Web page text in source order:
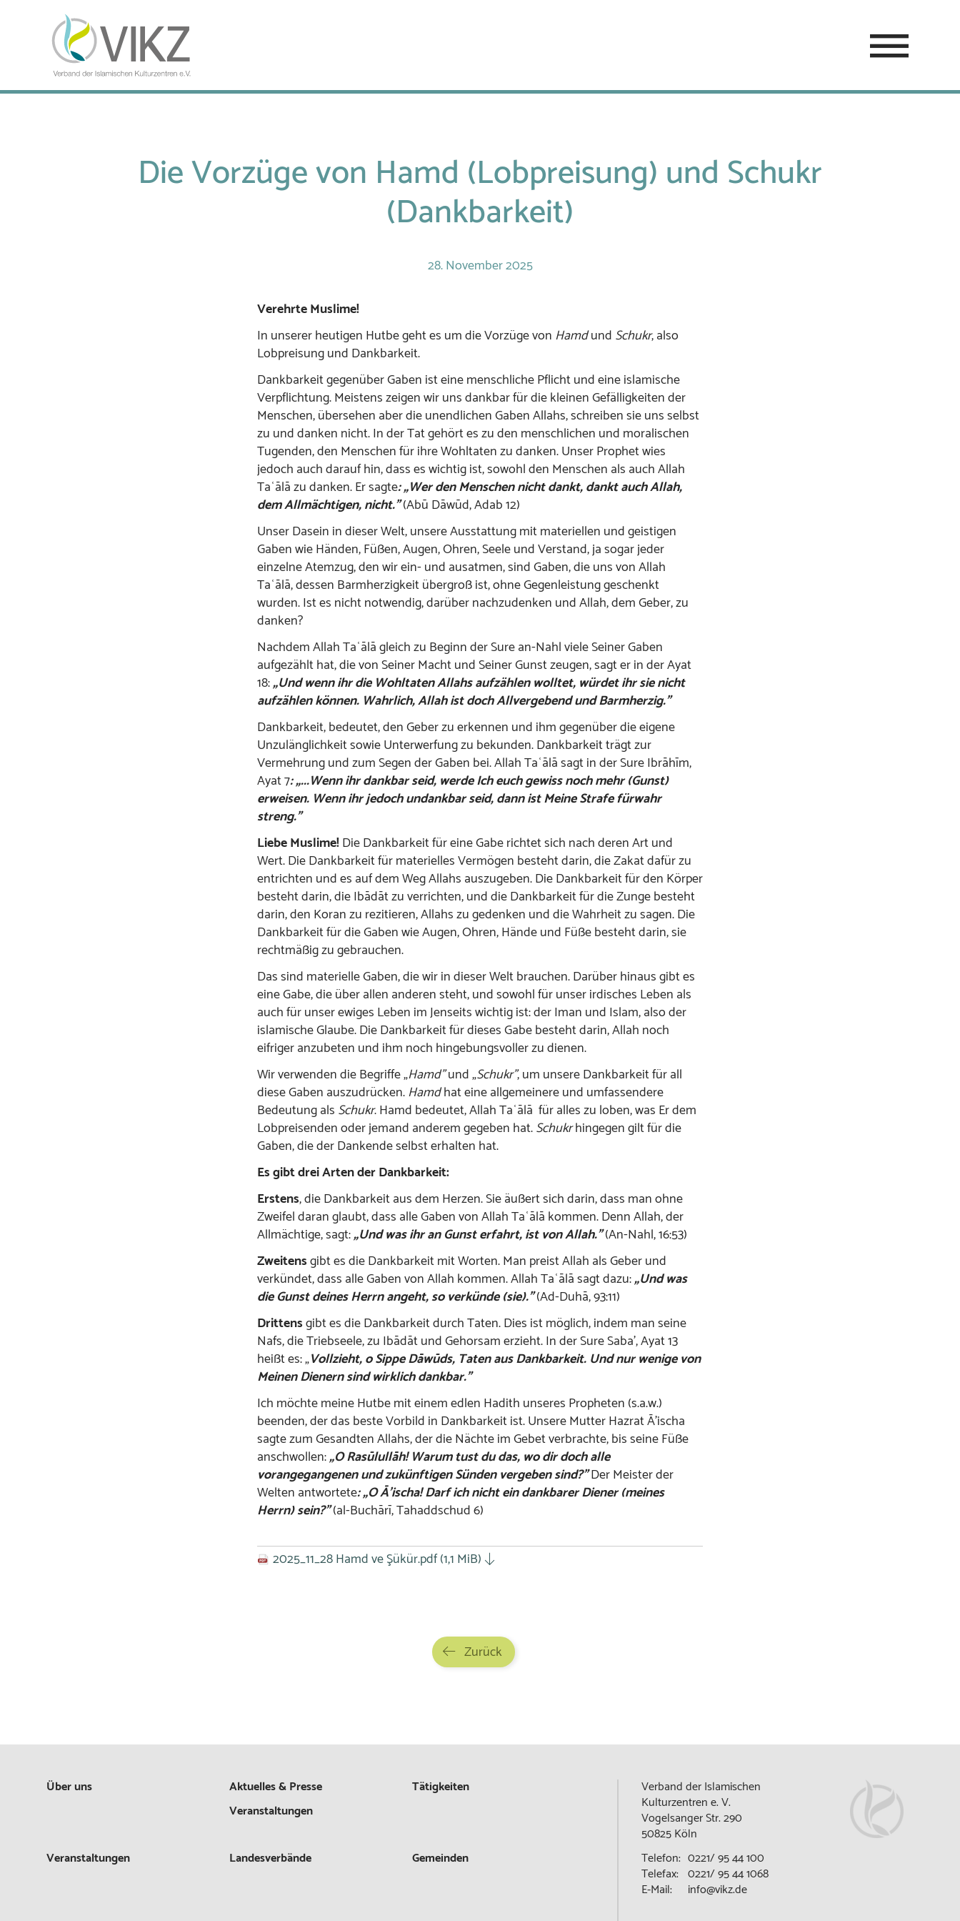
Die Vorzüge von Hamd (Lobpreisung) und Schukr
(Dankbarkeit)
28.November2025
Verehrte Muslime!
In unserer heutigen Hutbe geht es um die Vorzüge von Hamdund Schukr, also
Lobpreisung und Dankbarkeit.
Dankbarkeit gegenüber Gaben ist eine menschliche Pflicht und eine islamische
Verpflichtung. Meistens zeigen wir uns dankbar für die kleinen Gefälligkeiten der
Menschen, übersehen aber die unendlichen Gaben Allahs, schreiben sie uns selbst
zu und danken nicht. In der Tat gehört es zu den menschlichen und moralischen
Tugenden, den Menschen für ihre Wohltaten zu danken. Unser Prophet wies
jedoch auch darauf hin, dass es wichtig ist, sowohl den Menschen als auch Allah
Taʿālā zu danken. Er sagte: „Wer den Menschen nicht dankt, dankt auch Allah,
dem Allmächtigen, nicht.”(Abū Dāwūd, Adab 12)
Unser Dasein in dieser Welt, unsere Ausstattung mit materiellen und geistigen
Gaben wie Händen, Füßen, Augen, Ohren, Seele und Verstand, ja sogar jeder
einzelne Atemzug, den wir ein- und ausatmen, sind Gaben, die uns von Allah
Taʿālā, dessen Barmherzigkeit übergroß ist, ohne Gegenleistung geschenkt
wurden. Ist es nicht notwendig, darüber nachzudenken und Allah, dem Geber, zu
danken?
Nachdem Allah Taʿālā gleich zu Beginn der Sure an-Nahl viele Seiner Gaben
aufgezählt hat, die von Seiner Macht und Seiner Gunst zeugen, sagt er in der Ayat
18:„Und wenn ihr die Wohltaten Allahs aufzählen wolltet, würdet ihr sie nicht
aufzählen können. Wahrlich, Allah ist doch Allvergebend und Barmherzig.”
Dankbarkeit, bedeutet, den Geber zu erkennen und ihm gegenüber die eigene
Unzulänglichkeit sowie Unterwerfung zu bekunden. Dankbarkeit trägt zur
Vermehrung und zum Segen der Gaben bei. Allah Taʿālā sagt in der Sure Ibrāhīm,
Ayat 7: „...Wenn ihr dankbar seid, werde Ich euch gewiss noch mehr (Gunst)
erweisen. Wenn ihr jedoch undankbar seid, dann ist Meine Strafe fürwahr
streng.”
Liebe Muslime!Die Dankbarkeit für eine Gabe richtet sich nach deren Art und
Wert. Die Dankbarkeit für materielles Vermögen besteht darin, die Zakat dafür zu
entrichten und es auf dem Weg Allahs auszugeben. Die Dankbarkeit für den Körper
besteht darin, die Ibādāt zu verrichten, und die Dankbarkeit für die Zunge besteht
darin, den Koran zu rezitieren, Allahs zu gedenken und die Wahrheit zu sagen. Die
Dankbarkeit für die Gaben wie Augen, Ohren, Hände und Füße besteht darin, sie
rechtmäßig zu gebrauchen.
Das sind materielle Gaben, die wir in dieser Welt brauchen. Darüber hinaus gibt es
eine Gabe, die über allen anderen steht, und sowohl für unser irdisches Leben als
auch für unser ewiges Leben im Jenseits wichtig ist: der Iman und Islam, also der
islamische Glaube. Die Dankbarkeit für dieses Gabe besteht darin, Allah noch
eifriger anzubeten und ihm noch hingebungsvoller zu dienen.
Wir verwenden die Begriffe „Hamd”und „Schukr”, um unsere Dankbarkeit für all
diese Gaben auszudrücken.Hamdhat eine allgemeinere und umfassendere
Bedeutung als Schukr. Hamd bedeutet, Allah Taʿālā für alles zu loben, was Er dem
Lobpreisenden oder jemand anderem gegeben hat.Schukrhingegen gilt für die
Gaben, die der Dankende selbst erhalten hat.
Es gibt drei Arten der Dankbarkeit:
Erstens, die Dankbarkeit aus dem Herzen. Sie äußert sich darin, dass man ohne
Zweifel daran glaubt, dass alle Gaben von Allah Taʿālā kommen. Denn Allah, der
Allmächtige, sagt:„Und was ihr an Gunst erfahrt, ist von Allah.”(An-Nahl, 16:53)
Zweitensgibt es die Dankbarkeit mit Worten. Man preist Allah als Geber und
verkündet, dass alle Gaben von Allah kommen. Allah Taʿālā sagt dazu:„Und was
die Gunst deines Herrn angeht, so verkünde (sie).”(Ad-Duhā, 93:11)
Drittensgibt es die Dankbarkeit durch Taten. Dies ist möglich, indem man seine
Nafs, die Triebseele, zu Ibādāt und Gehorsam erzieht. In der Sure Saba’, Ayat 13
heißt es: „Vollzieht, o Sippe Dāwūds, Taten aus Dankbarkeit. Und nur wenige von
Meinen Dienern sind wirklich dankbar.”
Ich möchte meine Hutbe mit einem edlen Hadith unseres Propheten (s.a.w.)
beenden, der das beste Vorbild in Dankbarkeit ist. Unsere Mutter Hazrat Ā’ischa
sagte zum Gesandten Allahs, der die Nächte im Gebet verbrachte, bis seine Füße
anschwollen:„O Rasūlullāh! Warum tust du das, wo dir doch alle
vorangegangenen und zukünftigen Sünden vergeben sind?”Der Meister der
Welten antwortete:„O Ā’ischa! Darf ich nicht ein dankbarer Diener (meines
Herrn) sein?”(al-Buchārī, Tahaddschud 6)
2025_11_28 Hamd ve Şükür.pdf(1,1 MiB)
Zurück
Über uns
Aktuelles & Presse
Veranstaltungen
Tätigkeiten
Veranstaltungen Landesverbände Gemeinden
Verband der Islamischen
Kulturzentren e. V.
Vogelsanger Str. 290
50825 Köln
Telefon: 0221/ 95 44 100
Telefax: 0221/ 95 44 1068
E-Mail:
info@vikz.de